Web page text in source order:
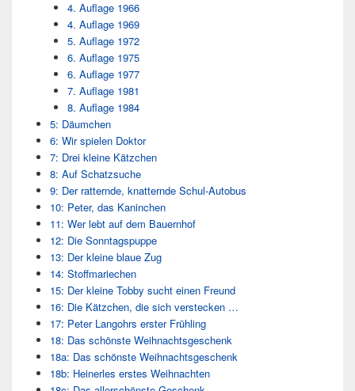
4. Auflage 1966
4. Auflage 1969
5. Auflage 1972
6. Auflage 1975
6. Auflage 1977
7. Auflage 1981
8. Auflage 1984
5: Däumchen
6: Wir spielen Doktor
7: Drei kleine Kätzchen
8: Auf Schatzsuche
9: Der ratternde, knatternde Schul-Autobus
10: Peter, das Kaninchen
11: Wer lebt auf dem Bauernhof
12: Die Sonntagspuppe
13: Der kleine blaue Zug
14: Stoffmariechen
15: Der kleine Tobby sucht einen Freund
16: Die Kätzchen, die sich verstecken …
17: Peter Langohrs erster Frühling
18: Das schönste Weihnachtsgeschenk
18a: Das schönste Weihnachtsgeschenk
18b: Heinerles erstes Weihnachten